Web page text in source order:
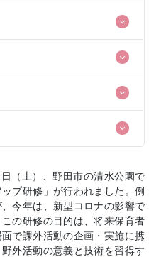
（土）、野田市の清水公園で
プ研修」が行われました。例
今年は、新型コロナの影響で
の研修の目的は、将来保育者
で課外活動の企画・実施に携
外活動の意義と技術を習得す